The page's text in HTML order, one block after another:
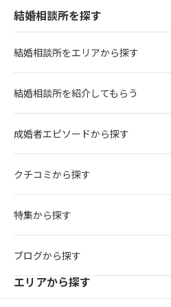
結婚相談所を探す
結婚相談所をエリアから探す
結婚相談所を紹介してもらう
成婚者エピソードから探す
クチコミから探す
特集から探す
ブログから探す
エリアから探す